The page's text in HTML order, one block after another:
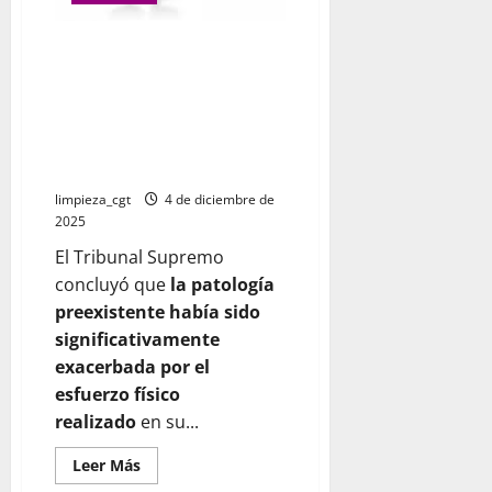
limpieza_cgt
4 de diciembre de
2025
El Tribunal Supremo
concluyó que la patología
preexistente había sido
significativamente
exacerbada por el
esfuerzo físico
realizado en su...
Leer MásLeer
más